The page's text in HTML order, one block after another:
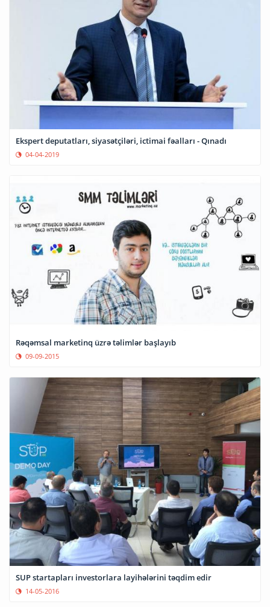
Ekspert deputatları, siyasətçiləri, ictimai fəalları - Qınadı
04-04-2019
Rəqəmsal marketinq üzrə təlimlər başlayıb
09-09-2015
SUP startapları investorlara layihələrini təqdim edir
14-05-2016